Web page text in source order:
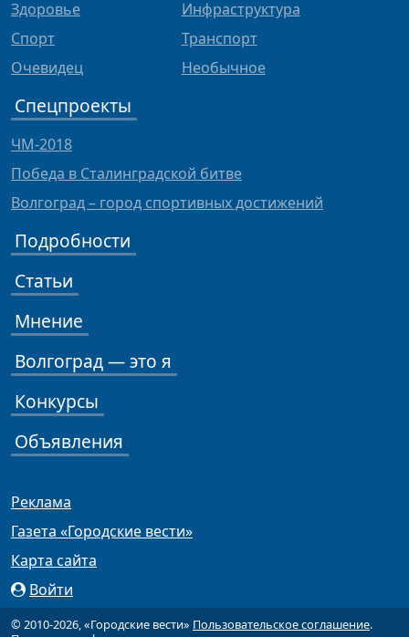
Здоровье
Спорт
Очевидец
Инфраструктура
Транспорт
Необычное
Спецпроекты
ЧМ-2018
Победа в Сталинградской битве
Волгоград – город спортивных достижений
Подробности
Статьи
Мнение
Волгоград — это я
Конкурсы
Объявления
Реклама
Газета «Городские вести»
Карта сайта
Войти
© 2010-2026, «Городские вести» Пользовательское соглашение.